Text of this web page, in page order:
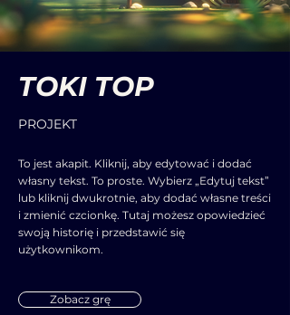
TOKI TOP
PROJEKT
To jest akapit. Kliknij, aby edytować i dodać
własny tekst. To proste. Wybierz „Edytuj tekst”
lub kliknij dwukrotnie, aby dodać własne treści
i zmienić czcionkę. Tutaj możesz opowiedzieć
swoją historię i przedstawić się
użytkownikom.
Zobacz grę